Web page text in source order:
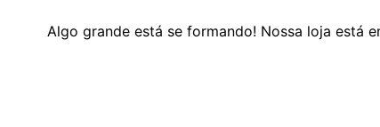
Algo grande está se formando! Nossa loja está